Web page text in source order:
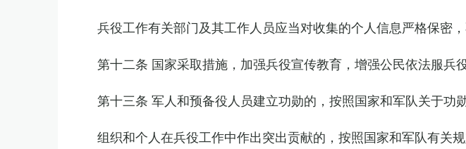
兵役工作有关部门及其工作人员应当对收集的个人信息严格保密
第十二条 国家采取措施，加强兵役宣传教育，增强公民依法服兵
第十三条 军人和预备役人员建立功勋的，按照国家和军队关于功
组织和个人在兵役工作中作出突出贡献的，按照国家和军队有关规